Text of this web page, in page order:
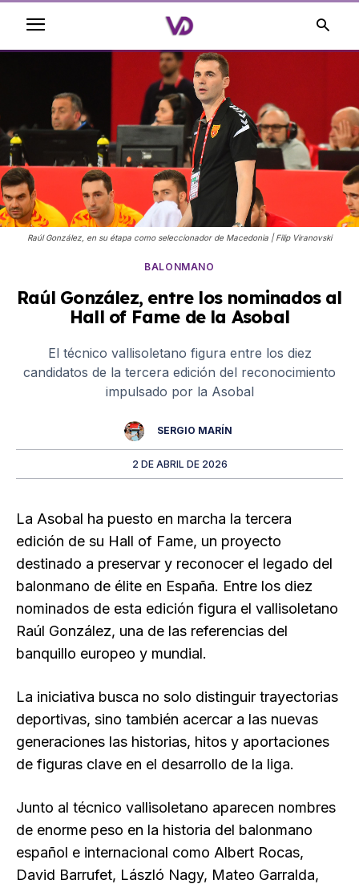
Raúl González, en su étapa como seleccionador de Macedonia | Filip Viranovski
BALONMANO
Raúl González, entre los nominados al
Hall of Fame de la Asobal
El técnico vallisoletano figura entre los diez
candidatos de la tercera edición del reconocimiento
impulsado por la Asobal
SERGIO MARÍN
2 DE ABRIL DE 2026
La Asobal ha puesto en marcha la tercera
edición de su Hall of Fame, un proyecto
destinado a preservar y reconocer el legado del
balonmano de élite en España. Entre los diez
nominados de esta edición figura el vallisoletano
Raúl González, una de las referencias del
banquillo europeo y mundial.
La iniciativa busca no solo distinguir trayectorias
deportivas, sino también acercar a las nuevas
generaciones las historias, hitos y aportaciones
de figuras clave en el desarrollo de la liga.
Junto al técnico vallisoletano aparecen nombres
de enorme peso en la historia del balonmano
español e internacional como Albert Rocas,
David Barrufet, László Nagy, Mateo Garralda,